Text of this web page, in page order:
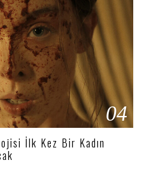
04
İlk Kez Bir Kadın